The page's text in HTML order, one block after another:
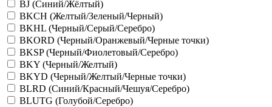
BJ (Синий/Жёлтый)
BKCH (Желтый/Зеленый/Черный)
BKHL (Черный/Серый/Серебро)
BKORD (Черный/Оранжевый/Черные точки)
BKSP (Черный/Фиолетовый/Серебро)
BKY (Черный/Желтый)
BKYD (Черный/Желтый/Черные точки)
BLRD (Синий/Красный/Чешуя/Серебро)
BLUTG (Голубой/Серебро)